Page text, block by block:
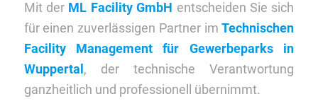
Mit der ML Facility GmbH entscheiden Sie sich
für einen zuverlässigen Partner imTechnischen
Facility Management für Gewerbeparks in
Wuppertal, der technische Verantwortung
ganzheitlich und professionell übernimmt.